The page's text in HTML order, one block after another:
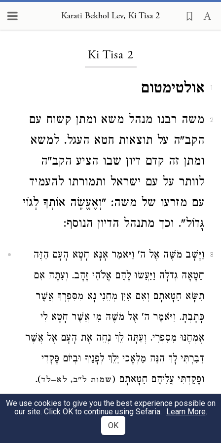
Karati Bekhol Lev, Ki Tisa 2
Ki Tisa 2
1 אולטימטום
2
משה רבנו מנהל משא ומתן קשוח עם
הקב"ה על תוצאות חטא העגל. למשא
ומתן זה קדם דיון שבו הציע הקב"ה
לוותר על עם ישראל ותמורתו להעמיד
עם מזרעו של משה: "וְאֶעֱשֶׂה אוֹתְךָ לְגוֹי
גָּדוֹל". וכך מתנהל הדיון הנוסף:
3
וַיָּשָׁב מֹשֶׁה אֶל ה' וַיֹּאמַר אָנָּא חָטָא הָעָם הַזֶּה
חֲטָאָה גְדֹלָה וַיַּעֲשׂוּ לָהֶם אֱלֹהֵי זָהָב. וְעַתָּה אִם
תִּשָּׂא חַטָּאתָם וְאִם אַיִן מְחֵנִי נָא מִסִּפְרְךָ אֲשֶׁר
כָּתָבְתָּ. וַיֹּאמֶר ה' אֶל מֹשֶׁה מִי אֲשֶׁר חָטָא לִי
אֶמְחֶנּוּ מִסִּפְרִי. וְעַתָּה לֵךְ נְחֵה אֶת הָעָם אֶל אֲשֶׁר
דִּבַּרְתִּי לָךְ הִנֵּה מַלְאָכִי יֵלֵךְ לְפָנֶיךָ וּבְיוֹם פָּקְדִי
וּפָקַדְתִּי עֲלֵיהֶם חַטָּאתָם (שמות ל"ב, לא–לד).
בפסוקים הללו משה פונה לקב"ה ומציב
בפניו אולטימטום. או שתסלח על חטא
We use cookies to give you the best experience possible on
our site. Click OK to continue using Sefaria. Learn More.
OK